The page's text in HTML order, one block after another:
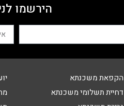
הירשמו
הקפאת משכנתא
דחיית תשלומי משכנתא